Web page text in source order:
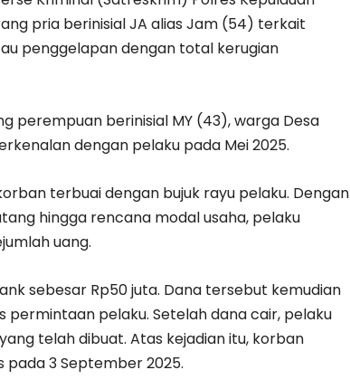
pria berinisial JA alias Jam (54) terkait
penggelapan dengan total kerugian
perempuan berinisial MY (43), warga Desa
dengan pelaku pada Mei 2025.
terbuai dengan bujuk rayu pelaku. Dengan
hingga rencana modal usaha, pelaku
uang.
sebesar Rp50 juta. Dana tersebut kemudian
pelaku. Setelah dana cair, pelaku
telah dibuat. Atas kejadian itu, korban
pada 3 September 2025.